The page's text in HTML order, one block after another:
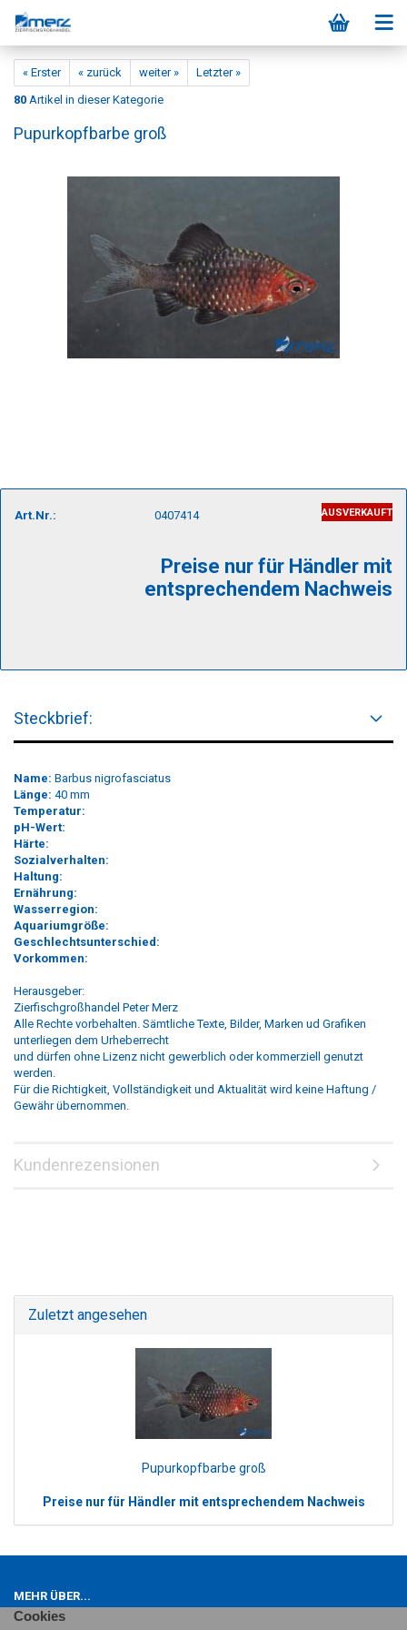
Cookies
« Erster « zurück weiter »
Letzter »
80 Artikel in dieser Kategorie
Pupurkopfbarbe groß
AUSVERKAUFT
Art.Nr.: 0407414
Preise nur für Händler mit
entsprechendem Nachweis
Steckbrief:
Name: Barbus nigrofasciatus
Länge: 40 mm
Temperatur:
pH-Wert:
Härte:
Sozialverhalten:
Haltung:
Ernährung:
Wasserregion:
Aquariumgröße:
Geschlechtsunterschied:
Vorkommen:
Herausgeber:
Zierfischgroßhandel Peter Merz
Alle Rechte vorbehalten. Sämtliche Texte, Bilder, Marken ud Grafiken
unterliegen dem Urheberrecht
und dürfen ohne Lizenz nicht gewerblich oder kommerziell genutzt
werden.
Für die Richtigkeit, Vollständigkeit und Aktualität wird keine Haftung /
Gewähr übernommen.
Kundenrezensionen
Zuletzt angesehen
Pupurkopfbarbe groß
Preise nur für Händler mit entsprechendem Nachweis
MEHR ÜBER...
Impressum